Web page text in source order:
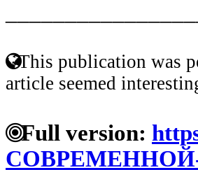
This publication was
article seemed
Full version: